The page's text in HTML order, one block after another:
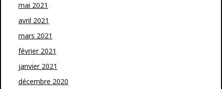
mai 2021
avril 2021
mars 2021
février 2021
janvier 2021
décembre 2020